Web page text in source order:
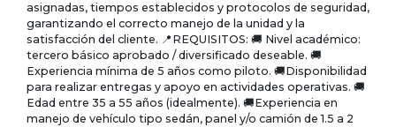
asignadas, tiempos establecidos y protocolos de seguridad,
garantizando el correcto manejo de la unidad y la
satisfacción del cliente. 📍REQUISITOS: 🚚 Nivel académico:
tercero básico aprobado / diversificado deseable. 🚚
Experiencia mínima de 5 años como piloto. 🚚Disponibilidad
para realizar entregas y apoyo en actividades operativas. 🚚
Edad entre 35 a 55 años (idealmente). 🚚Experiencia en
manejo de vehículo tipo sedán, panel y/o camión de 1.5 a 2